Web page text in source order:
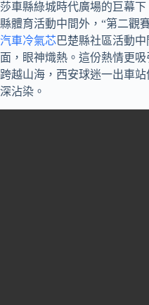
莎車縣綠城時代廣場的巨幕
縣體育活動中間外，“第二觀
汽車冷氣芯巴楚縣社區活動
面，眼神熾熱。這份熱情更
跨越山海，西安球迷一出車
深沾染。